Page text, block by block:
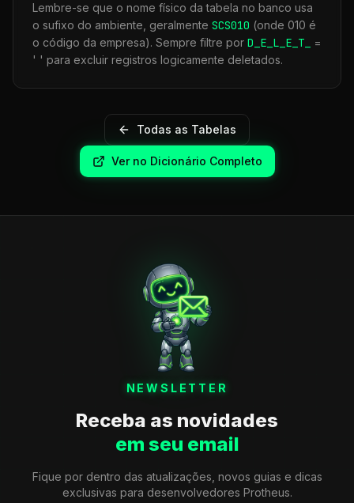
Lembre-se que o nome físico da tabela no banco usa
o sufixo do ambiente, geralmente SCS010 (onde 010 é
o código da empresa). Sempre filtre por D_E_L_E_T_
=
' ' para excluir registros logicamente deletados.
Todas as Tabelas
Ver no Dicionário Completo
NEWSLETTER
Receba as novidades
em seu email
Fique por dentro das atualizações, novos guias e dicas
exclusivas para desenvolvedores Protheus.